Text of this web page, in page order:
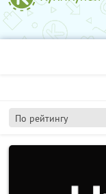
По рейтингу